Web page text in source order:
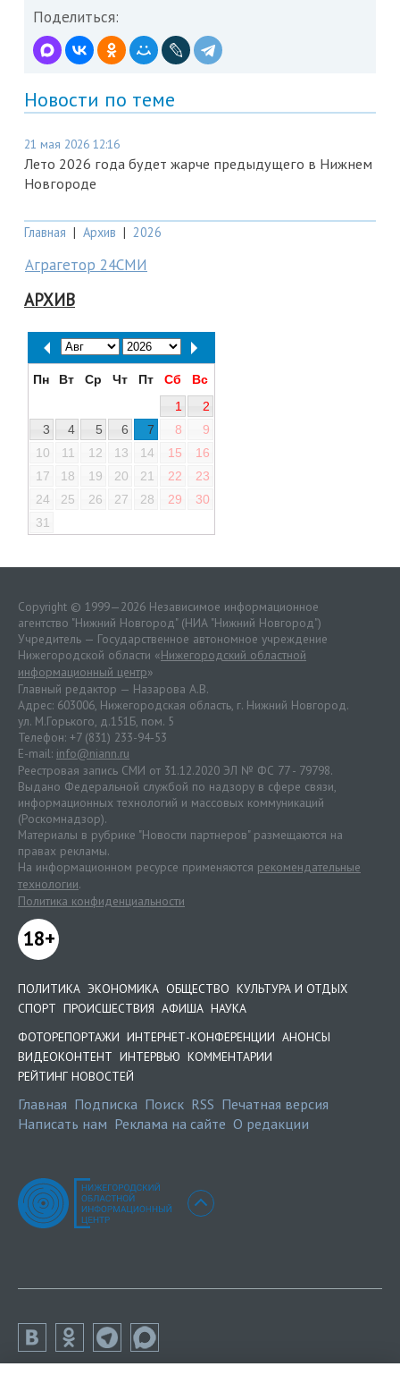
Поделиться:
Новости по теме
21 мая 2026 12:16
Лето 2026 года будет жарче предыдущего в Нижнем
Новгороде
Главная | Архив | 2026
Аграгетор 24СМИ
АРХИВ
Пн Вт Ср Чт Пт Сб
Вс
1
2
3
4 5 6 7 8
9
10
11 12 13 14 15
16
17
18 19 20 21 22
23
24
25 26 27 28 29
30
31
Copyright © 1999—2026 Независимое информационное
агентство "Нижний Новгород" (НИА "Нижний Новгород")
Учредитель — Государственное автономное учреждение
Нижегородской области «Нижегородский областной
информационный центр»
Главный редактор — Назарова А.В.
Адрес: 603006, Нижегородская область, г. Нижний Новгород.
ул. М.Горького, д.151Б, пом. 5
Телефон: +7 (831) 233-94-53
E-mail: info@niann.ru
Реестровая запись СМИ от 31.12.2020 ЭЛ № ФС 77 - 79798.
Выдано Федеральной службой по надзору в сфере связи,
информационных технологий и массовых коммуникаций
(Роскомнадзор).
Материалы в рубрике "Новости партнеров" размещаются на
правах рекламы.
На информационном ресурсе применяются рекомендательные
технологии.
Политика конфиденциальности
18+
ПОЛИТИКА ЭКОНОМИКА ОБЩЕСТВО КУЛЬТУРА И ОТДЫХ
СПОРТ ПРОИСШЕСТВИЯ АФИША НАУКА
ФОТОРЕПОРТАЖИ ИНТЕРНЕТ-КОНФЕРЕНЦИИ АНОНСЫ
ВИДЕОКОНТЕНТ ИНТЕРВЬЮ КОММЕНТАРИИ
РЕЙТИНГ НОВОСТЕЙ
Главная Подписка Поиск RSS Печатная версия
Написать нам Реклама на сайте О редакции